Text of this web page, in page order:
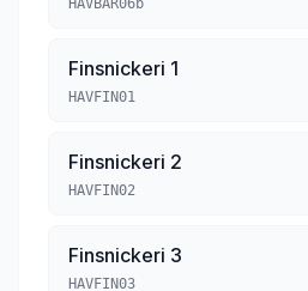
HAVBAR06b
Finsnickeri 1
HAVFIN01
Finsnickeri 2
HAVFIN02
Finsnickeri 3
HAVFIN03